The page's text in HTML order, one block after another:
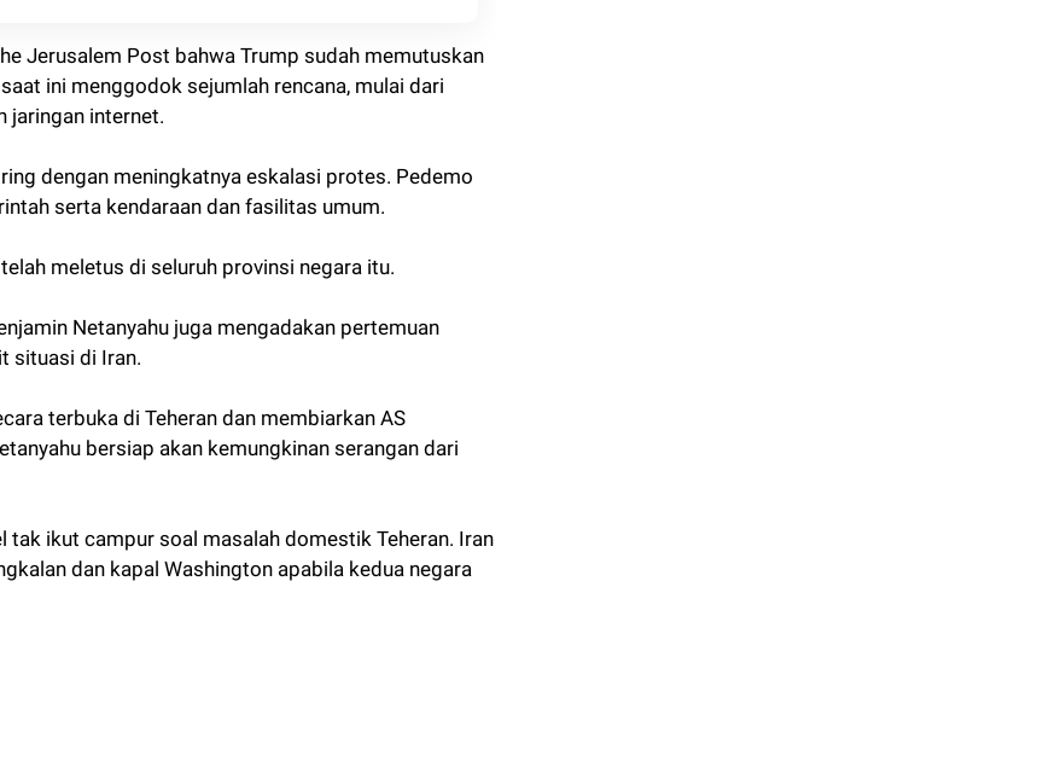
Jerusalem Post bahwa Trump sudah memutuskan
ini menggodok sejumlah rencana, mulai dari
jaringan internet.
dengan meningkatnya eskalasi protes. Pedemo
serta kendaraan dan fasilitas umum.
meletus di seluruh provinsi negara itu.
Netanyahu juga mengadakan pertemuan
situasi di Iran.
terbuka di Teheran dan membiarkan AS
bersiap akan kemungkinan serangan dari
tak ikut campur soal masalah domestik Teheran. Iran
dan kapal Washington apabila kedua negara